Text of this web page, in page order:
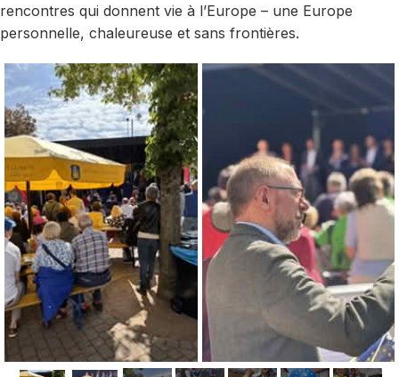
rencontres qui donnent vie à l’Europe – une Europe
personnelle, chaleureuse et sans frontières.